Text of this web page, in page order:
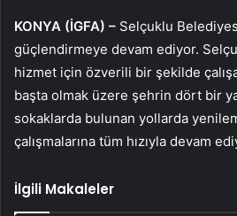
KONYA (İGFA) – Selçuklu
güçlendirmeye devam ediyor.
hizmet için özverili bir şekilde
başta olmak üzere şehrin dört bir
sokaklarda bulunan yollarda
çalışmalarına tüm hızıyla devam
İlgili Makaleler